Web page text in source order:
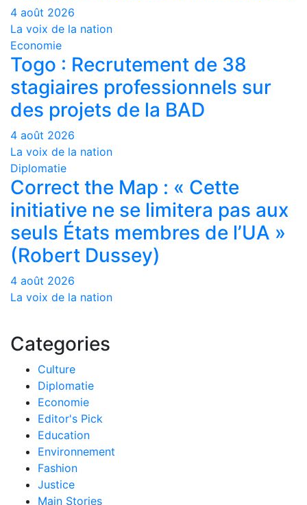
4 août 2026
La voix de la nation
Economie
Togo : Recrutement de 38
stagiaires professionnels sur
des projets de la BAD
4 août 2026
La voix de la nation
Diplomatie
Correct the Map : « Cette
initiative ne se limitera pas aux
seuls États membres de l’UA »
(Robert Dussey)
4 août 2026
La voix de la nation
Categories
Culture
Diplomatie
Economie
Editor's Pick
Education
Environnement
Fashion
Justice
Main Stories